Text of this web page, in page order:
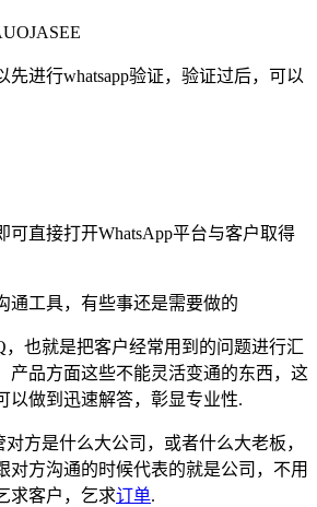
先进行whatsapp验证，验证过后，可以
可直接打开WhatsApp平台与客户取得
通工具，有些事还是需要做的
，也就是把客户经常用到的问题进行汇
产品方面这些不能灵活变通的东西，这
以做到迅速解答，彰显专业性.
方是什么大公司，或者什么大老板，
对方沟通的时候代表的就是公司，不用
求客户，乞求订单.